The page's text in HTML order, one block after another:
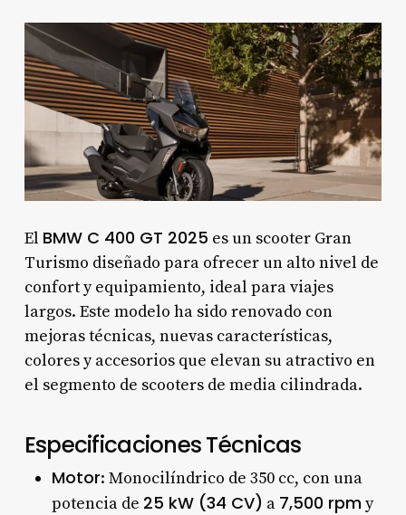
El BMW C 400 GT 2025 es un scooter Gran
Turismo diseñado para ofrecer un alto nivel de
confort y equipamiento, ideal para viajes
largos. Este modelo ha sido renovado con
mejoras técnicas, nuevas características,
colores y accesorios que elevan su atractivo en
el segmento de scooters de media cilindrada.
Especificaciones Técnicas
Motor: Monocilíndrico de 350 cc, con una
potencia de 25 kW (34 CV) a 7,500 rpmy